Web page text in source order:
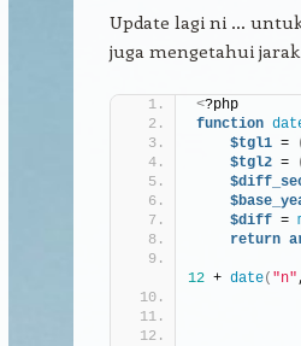
Update lagi ni …
juga mengetahui
<?php
function
$tgl1 =
$tgl2 =
$diff =
return
12 + date( "n"